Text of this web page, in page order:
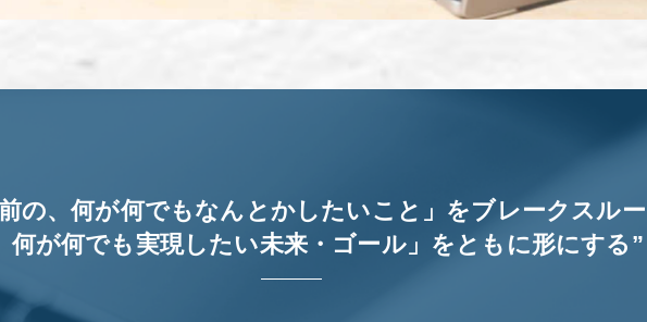
の、何が何でもなんとかしたいこと」をブレークスルー
何が何でも実現したい未来・ゴール」をともに形にする”